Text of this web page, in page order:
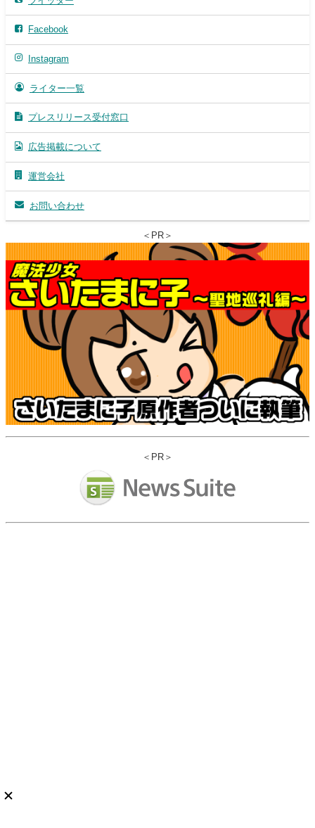
Facebook
Instagram
ライター一覧
プレスリリース受付窓口
広告掲載について
運営会社
お問い合わせ
＜PR＞
＜PR＞